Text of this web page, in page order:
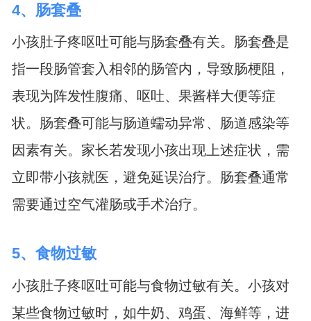
4、肠套叠
小孩肚子疼呕吐可能与肠套叠有关。肠套叠是
指一段肠管套入相邻的肠管内，导致肠梗阻，
表现为阵发性腹痛、呕吐、果酱样大便等症
状。肠套叠可能与肠道蠕动异常、肠道感染等
因素有关。家长若发现小孩出现上述症状，需
立即带小孩就医，避免延误治疗。肠套叠通常
需要通过空气灌肠或手术治疗。
5、食物过敏
小孩肚子疼呕吐可能与食物过敏有关。小孩对
某些食物过敏时，如牛奶、鸡蛋、海鲜等，进